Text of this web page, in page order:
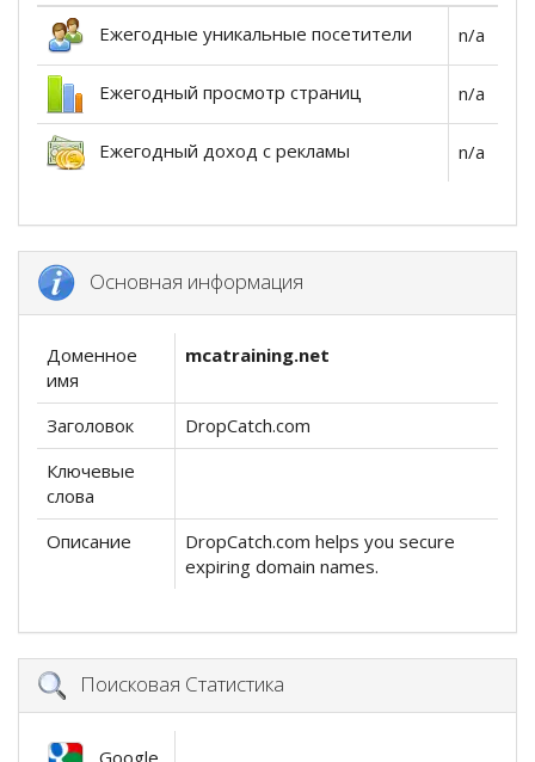
Ежегодные уникальные посетители n/a
Ежегодный просмотр страниц n/a
Ежегодный доход с рекламы n/a
Основная информация
Доменное
имя
mcatraining.net
Заголовок
DropCatch.com
Ключевые
слова
Описание
DropCatch.com helps you secure
expiring domain names.
Поисковая Статистика